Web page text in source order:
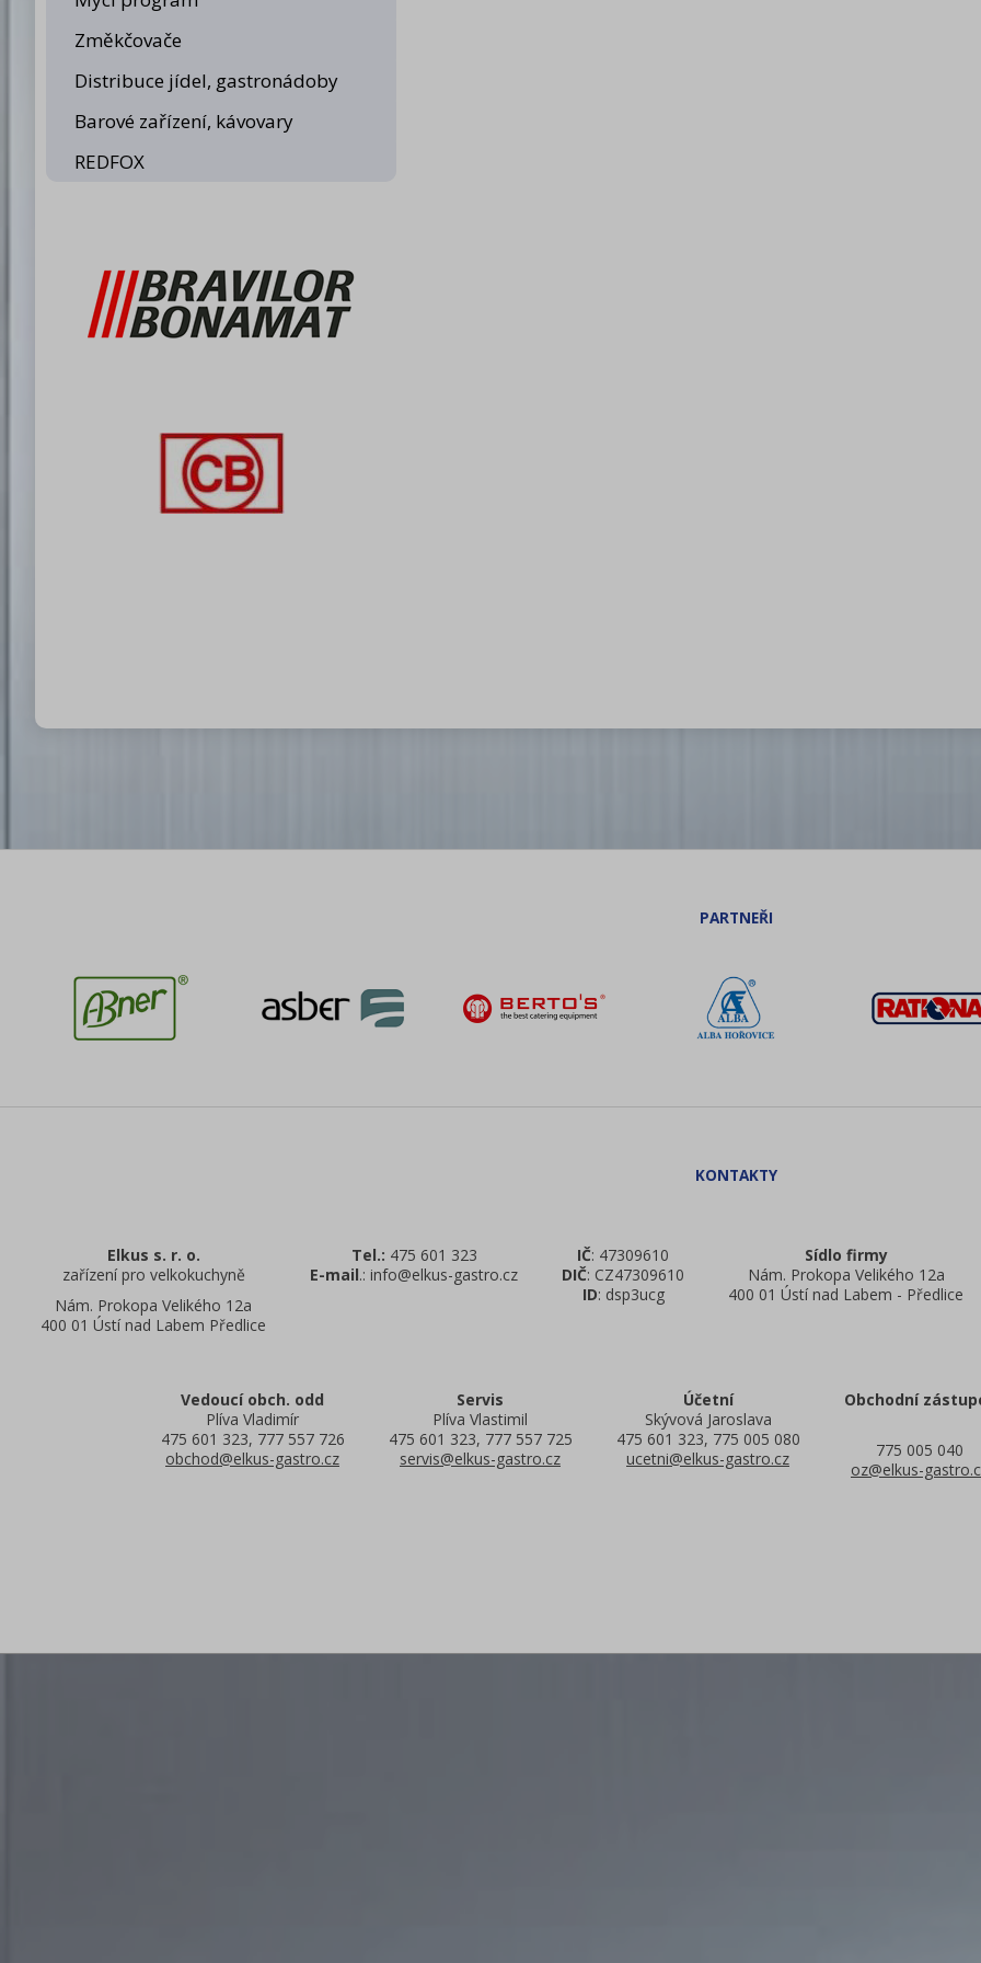
Změkčovače
Distribuce jídel, gastronádoby
Barové zařízení, kávovary
REDFOX
Elkus s. r. o.
zařízení pro velkokuchyně
Nám. Prokopa Velikého 12a
400 01 Ústí nad Labem Předlice
Tel.: 475 601 323
E-mail.: info@elkus-gastro.cz
IČ: 47309610
DIČ: CZ47309610
ID: dsp3ucg
Sídlo firmy
Nám. Prokopa Velikého 12a
400 01 Ústí nad Labem - Předlice
Vedoucí obch. odd
Plíva Vladimír
475 601 323, 777 557 726
obchod@elkus-gastro.cz
Servis
Plíva Vlastimil
475 601 323, 777 557 725
servis@elkus-gastro.cz
Účetní
Skývová Jaroslava
475 601 323, 775 005 080
ucetni@elkus-gastro.cz
Obchodní
775 005 040
oz@elkus-